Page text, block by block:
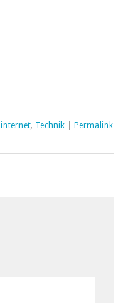
internet, Technik Permalink